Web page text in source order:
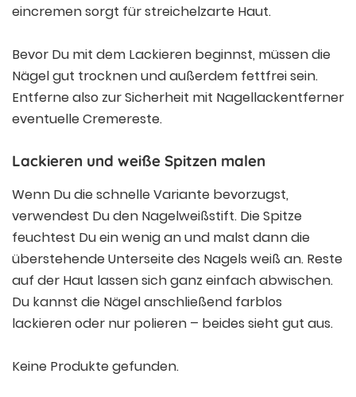
eincremen sorgt für streichelzarte Haut.
Bevor Du mit dem Lackieren beginnst, müssen die
Nägel gut trocknen und außerdem fettfrei sein.
Entferne also zur Sicherheit mit Nagellackentferner
eventuelle Cremereste.
Lackieren und weiße Spitzen malen
Wenn Du die schnelle Variante bevorzugst,
verwendest Du den Nagelweißstift. Die Spitze
feuchtest Du ein wenig an und malst dann die
überstehende Unterseite des Nagels weiß an. Reste
auf der Haut lassen sich ganz einfach abwischen.
Du kannst die Nägel anschließend farblos
lackieren oder nur polieren – beides sieht gut aus.
Keine Produkte gefunden.